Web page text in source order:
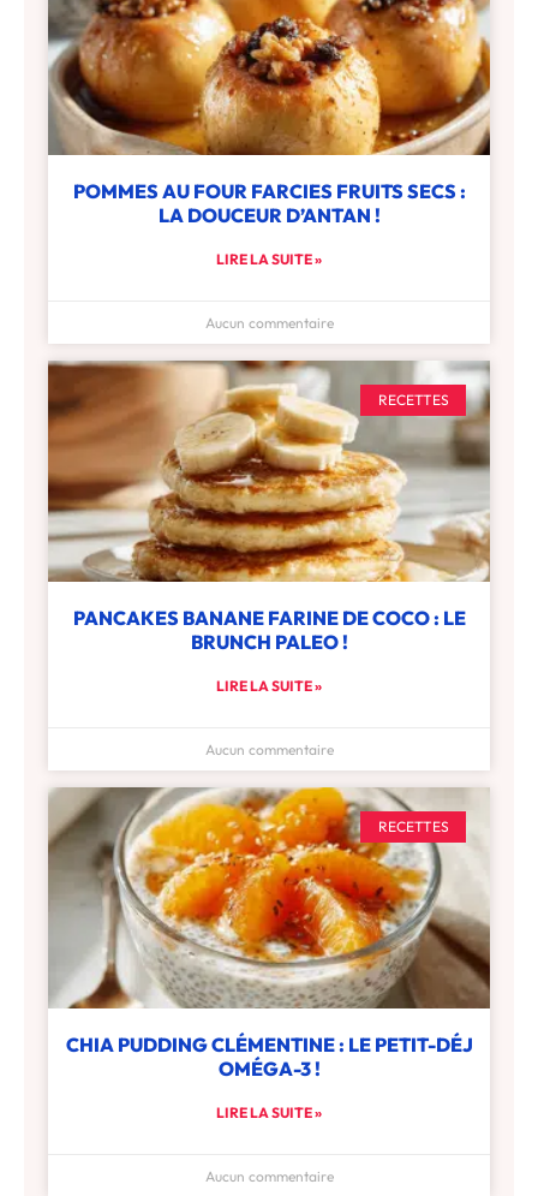
POMMES AU FOUR FARCIES FRUITS SECS :
LA DOUCEUR D’ANTAN !
LIRE LA SUITE »
Aucun commentaire
RECETTES
PANCAKES BANANE FARINE DE COCO : LE
BRUNCH PALEO !
LIRE LA SUITE »
Aucun commentaire
RECETTES
CHIA PUDDING CLÉMENTINE : LE PETIT-DÉJ
OMÉGA-3 !
LIRE LA SUITE »
Aucun commentaire